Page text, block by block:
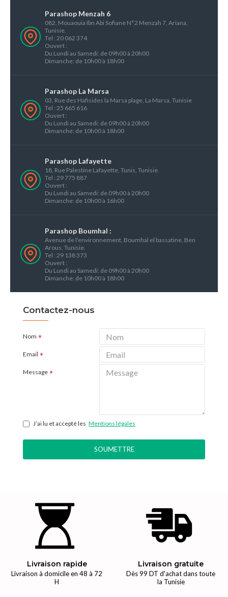
Parashop Menzah 6
082, Mouaouia Ibn Abi Sofiane N°2 Menzah 7, Ariana,
Tunisie.
Tel : 20 062 374
Ouvert :
Du Lundi au Samedi: de 09h00 à 20h00
Dimanche: de 10h00 à 18h00
Parashop La Marsa
03, Rue des Hafisides la Marsa plage, La Marsa, Tunisie
Tel : 25 665 616
Ouvert :
Du Lundi au Samedi: de 09h00 à 20h00
Dimanche: de 10h00 à 18h00
Parashop Lafayette
18, Rue Palestine Lafayette, Tunis, Tunisie.
Tel : 29 775 887
Ouvert :
Du Lundi au Samedi: de 09h00 à 20h00
Dimanche: de 10h00 à 16h00
Parashop Boumhal :
Avenue de l'environnement, Boumhal el bassatine, Ben
Arous, Tunisie.
Tel : 29 138 373
Ouvert :
Du Lundi au Samedi: de 09h00 à 20h00
Dimanche: de 10h00 à 18h00
Contactez-nous
Nom
Email
Message
J’ai lu et accepté les Mentions légales
SOUMETTRE
Livraison rapide
Livraison à domicile en 48 à 72
H
Livraison gratuite
Dès 99 DT d'achat dans toute
la Tunisie